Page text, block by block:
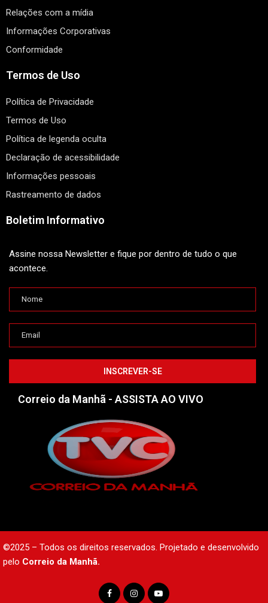
Relações com a mídia
Informações Corporativas
Conformidade
Termos de Uso
Política de Privacidade
Termos de Uso
Política de legenda oculta
Declaração de acessibilidade
Informações pessoais
Rastreamento de dados
Boletim Informativo
Assine nossa Newsletter e fique por dentro de tudo o que
acontece.
Correio da Manhã - ASSISTA AO VIVO
©2025 – Todos os direitos reservados. Projetado e desenvolvido
pelo Correio da Manhã.